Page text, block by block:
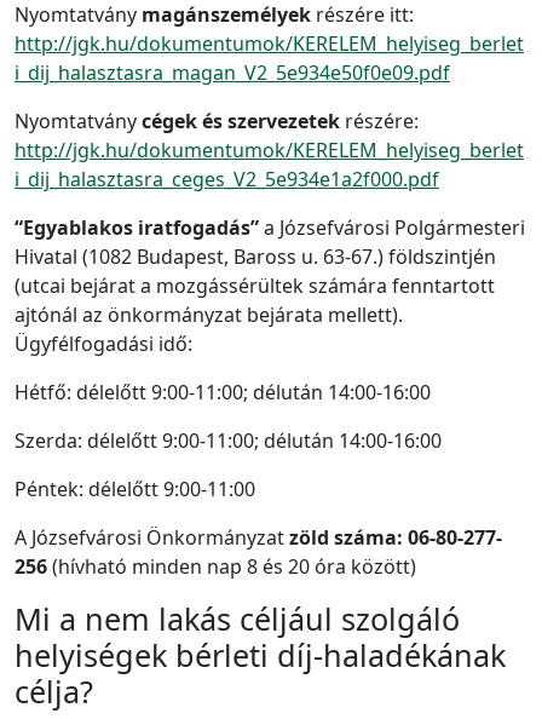
Nyomtatvány magánszemélyek részére itt:
http://jgk.hu/dokumentumok/KERELEM_helyiseg_berlet
i_dij_halasztasra_magan_V2_5e934e50f0e09.pdf
Nyomtatványcégek és szervezetek részére:
http://jgk.hu/dokumentumok/KERELEM_helyiseg_berlet
i_dij_halasztasra_ceges_V2_5e934e1a2f000.pdf
“Egyablakos iratfogadás”a Józsefvárosi Polgármesteri
Hivatal (1082 Budapest, Baross u. 63-67.) földszintjén
(utcai bejárat a mozgássérültek számára fenntartott
ajtónál az önkormányzat bejárata mellett).
Ügyfélfogadási idő:
Hétfő: délelőtt 9:00-11:00; délután 14:00-16:00
Szerda: délelőtt 9:00-11:00; délután 14:00-16:00
Péntek: délelőtt 9:00-11:00
A Józsefvárosi Önkormányzatzöld száma: 06-80-277-
256(hívható minden nap 8 és 20 óra között)
Mi a nem lakás céljául szolgáló
helyiségek bérleti díj-haladékának
célja?